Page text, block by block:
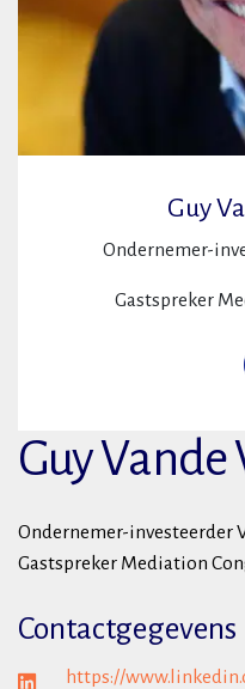
Guy
Ondernemer-
Gastspreker
Guy Vande
Ondernemer-investeerder
Gastspreker Mediation
Contactgegevens
https://